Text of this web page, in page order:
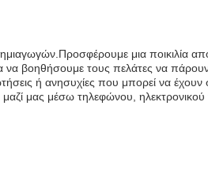
ημιαγωγών.Προσφέρουμε μια
να βοηθήσουμε τους πελάτες να
ή ανησυχίες που μπορεί να
μας μέσω τηλεφώνου,